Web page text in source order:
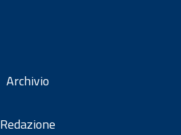
Archivio
Redazione